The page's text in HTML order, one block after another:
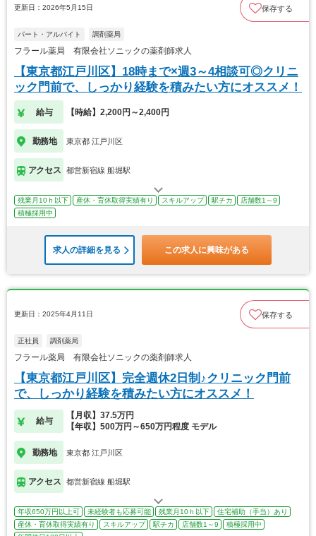
更新日：2026年5月15日 保存する
パート・アルバイト 調剤薬局
フラール薬局 有限会社ソニックの薬剤師求人
【東京都江戸川区】18時まで×週3～4相談可◎クリニ
ック門前で、しっかり経験を積みたい方にオススメ！
給与 【時給】2,200円～2,400円
勤務地 東京都 江戸川区
アクセス 都営新宿線 船堀駅
残業月10ｈ以下 産休・育休取得実績有り スキルアップ 駅チカ
店舗数1～9
積極採用中
求人の詳細を見る この求人に興味がある
更新日：2025年4月11日 保存する
正社員 調剤薬局
フラール薬局 有限会社ソニックの薬剤師求人
【東京都江戸川区】完全週休2日制♪クリニック門前
で、しっかり経験を積みたい方にオススメ！
給与
【月収】37.5万円
【年収】500万円～650万円程度 モデル
勤務地 東京都 江戸川区
アクセス 都営新宿線 船堀駅
年収650万円以上可 未経験者も応募可能 残業月10ｈ以下
住宅補助（手当）あり
産休・育休取得実績有り
スキルアップ 駅チカ 店舗数1～9
積極採用中